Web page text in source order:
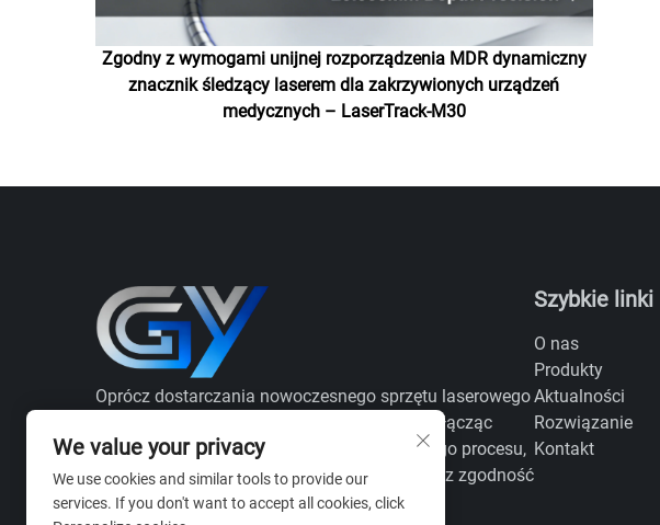
Zgodny z wymogami unijnej rozporządzenia MDR dynamiczny
znacznik śledzący laserem dla zakrzywionych urządzeń
medycznych – LaserTrack-M30
Oprócz dostarczania nowoczesnego sprzętu laserowego
jesteśmy Państwa strategicznym partnerem, łącząc
głęboką wiedzę branżową z weryfikacją całego procesu,
aby zagwarantować wydajność produkcji oraz zgodność
z obowiązującymi przepisami.
Szybkie linki
O nas
Produkty
Aktualności
Rozwiązanie
Kontakt
We value your privacy
We use cookies and similar tools to provide our
services. If you don't want to accept all cookies, click